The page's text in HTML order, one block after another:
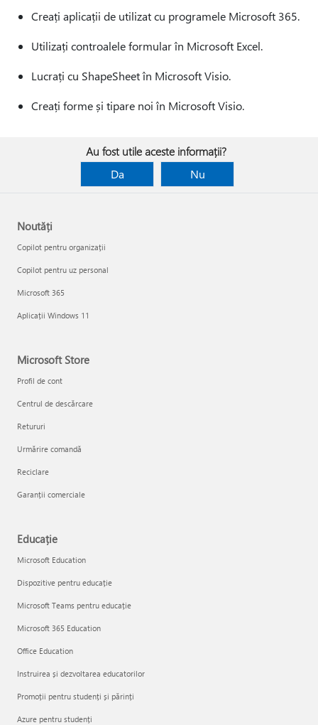
Creați aplicații de utilizat cu programele Microsoft 365.
Utilizați controalele formular în Microsoft Excel.
Lucrați cu ShapeSheet în Microsoft Visio.
Creați forme și tipare noi în Microsoft Visio.
Au fost utile aceste informații?
Da
Nu
Noutăți
Copilot pentru organizații
Copilot pentru uz personal
Microsoft 365
Aplicații Windows 11
Microsoft Store
Profil de cont
Centrul de descărcare
Retururi
Urmărire comandă
Reciclare
Garanții comerciale
Educație
Microsoft Education
Dispozitive pentru educație
Microsoft Teams pentru educație
Microsoft 365 Education
Office Education
Instruirea și dezvoltarea educatorilor
Promoții pentru studenți și părinți
Azure pentru studenți